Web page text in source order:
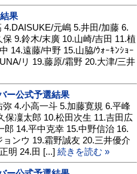
果
元嶋 5.井田/加藤 6.
9.鈴木/末廣 10.山崎/吉田 11.植
14.遠藤/中野 15.山脇/ｳｫｰｷﾝｼｮｰ
リ 19.藤原/霜野 20.大津/三井
ー公式予選結果
4.小高一斗 5.加藤寛規 6.平峰
保凜太郎 10.松田次生 11.吉田広
郎 14.平中克幸 15.中野信治 16.
ンウ 19.霜野誠友 20.三井優介
明 24.田 [...] 続きを読む »